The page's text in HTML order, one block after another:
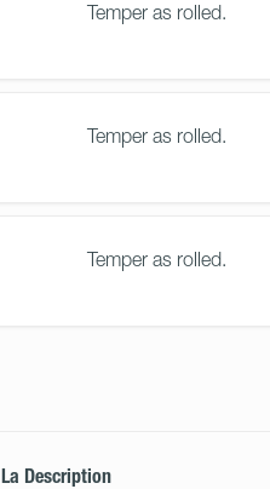
Temper as rolled.
Temper as rolled.
Temper as rolled.
La Description